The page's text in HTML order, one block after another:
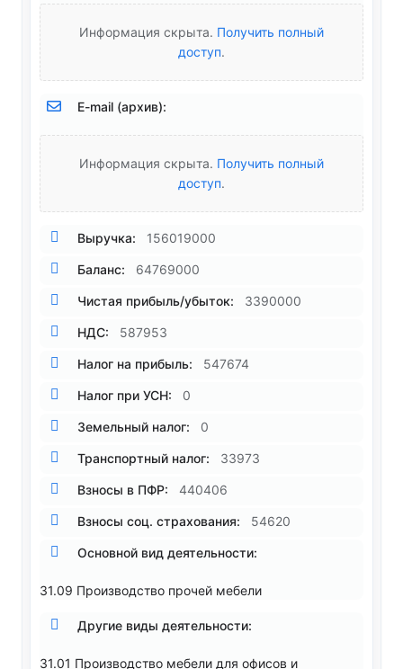
Информация скрыта. Получить полный
доступ.
E-mail (архив):
Информация скрыта. Получить полный
доступ.
Выручка: 156019000
Баланс: 64769000
Чистая прибыль/убыток: 3390000
НДС: 587953
Налог на прибыль: 547674
Налог при УСН: 0
Земельный налог: 0
Транспортный налог: 33973
Взносы в ПФР: 440406
Взносы соц. страхования: 54620
Основной вид деятельности:
31.09 Производство прочей мебели
Другие виды деятельности:
31.01 Производство мебели для офисов и